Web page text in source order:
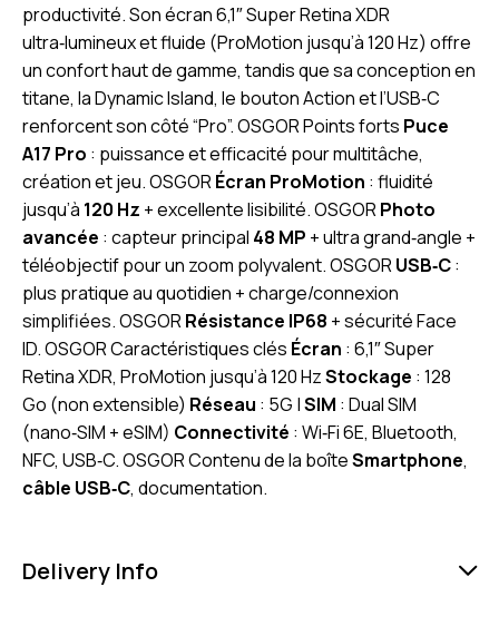
productivité. Son écran 6,1″ Super Retina XDR
ultra‑lumineux et fluide (ProMotion jusqu’à 120 Hz) offre
un confort haut de gamme, tandis que sa conception en
titane, la Dynamic Island, le bouton Action et l’USB‑C
renforcent son côté “Pro”. OSGOR Points forts Puce
A17 Pro : puissance et efficacité pour multitâche,
création et jeu. OSGORÉcran ProMotion : fluidité
jusqu’à 120 Hz + excellente lisibilité. OSGORPhoto
avancée : capteur principal 48 MP + ultra grand‑angle +
téléobjectif pour un zoom polyvalent. OSGORUSB‑C:
plus pratique au quotidien + charge/connexion
simplifiées. OSGORRésistance IP68 + sécurité Face
ID. OSGOR Caractéristiques clés Écran : 6,1″ Super
Retina XDR, ProMotion jusqu’à 120 HzStockage : 128
Go (non extensible) Réseau : 5G |SIM : Dual SIM
(nano‑SIM + eSIM) Connectivité : Wi‑Fi 6E, Bluetooth,
NFC, USB‑C. OSGOR Contenu de la boîteSmartphone,
câble USB‑C, documentation.
Delivery Info